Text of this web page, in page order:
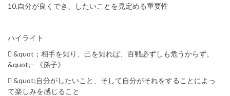
10.自分が良くでき、したいことを見定める重要性
ハイライト
 &quot；相手を知り、己を知れば、百戦必ずしも危うからず。
&quot;– 《孫子》
 &quot;自分がしたいこと、そして自分がそれをすることによっ
て楽しみを感じること